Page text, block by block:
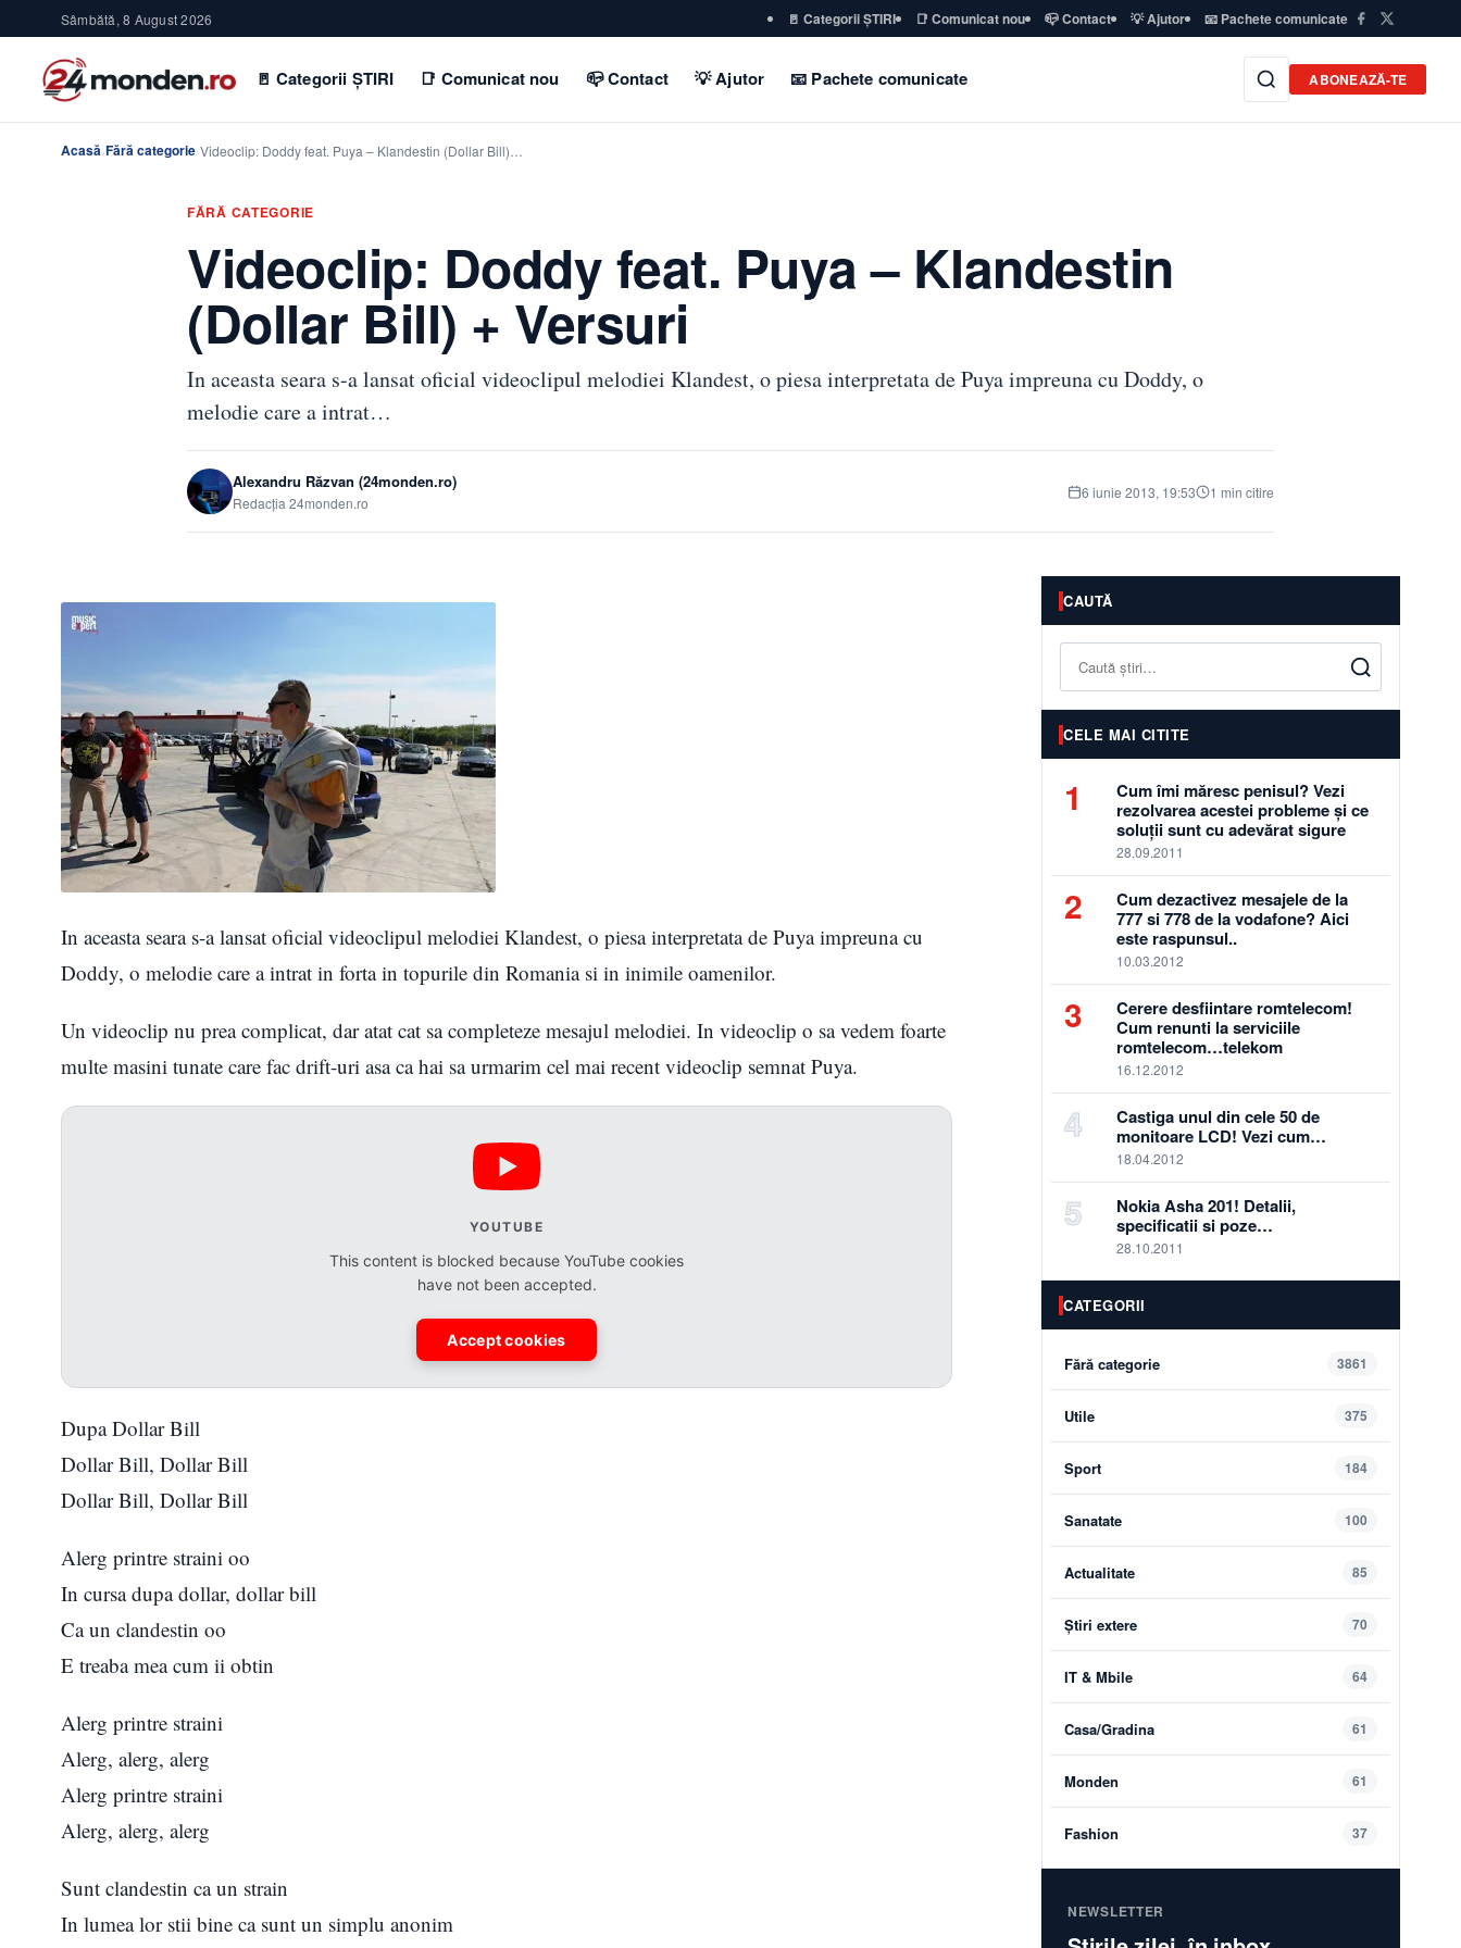
Sâmbătă, 8 August 2026 🚪 Categorii ȘTIRI 📑 Comunicat nou 📪 Contact 💡 Ajutor 📧 Pachete comunicate
🚪 Categorii ȘTIRI 📑 Comunicat nou 📪 Contact 💡 Ajutor 📧 Pachete comunicate ABONEAZĂ-TE
Acasă›Fără categorie›Videoclip: Doddy feat. Puya – Klandestin (Dollar Bill)…
FĂRĂ CATEGORIE
Videoclip: Doddy feat. Puya – Klandestin
(Dollar Bill) + Versuri
In aceasta seara s-a lansat oficial videoclipul melodiei Klandest, o piesa interpretata de Puya impreuna cu Doddy, o
melodie care a intrat…
Alexandru Răzvan (24monden.ro)
Redacția 24monden.ro
6 iunie 2013, 19:53 1 min citire
In aceasta seara s-a lansat oficial videoclipul melodiei Klandest, o piesa interpretata de Puya impreuna cu
Doddy, o melodie care a intrat in forta in topurile din Romania si in inimile oamenilor.
Un videoclip nu prea complicat, dar atat cat sa completeze mesajul melodiei. In videoclip o sa vedem foarte
multe masini tunate care fac drift-uri asa ca hai sa urmarim cel mai recent videoclip semnat Puya.
YOUTUBE
This content is blocked because YouTube cookies
have not been accepted.
Accept cookies
Dupa Dollar Bill
Dollar Bill, Dollar Bill
Dollar Bill, Dollar Bill
Alerg printre straini oo
In cursa dupa dollar, dollar bill
Ca un clandestin oo
E treaba mea cum ii obtin
Alerg printre straini
Alerg, alerg, alerg
Alerg printre straini
Alerg, alerg, alerg
Sunt clandestin ca un strain
In lumea lor stii bine ca sunt un simplu anonim
CAUTĂ
Caută
CELE MAI CITITE
1
Cum îmi măresc penisul? Vezi
rezolvarea acestei probleme și ce
soluții sunt cu adevărat sigure
28.09.2011
2
Cum dezactivez mesajele de la
777 si 778 de la vodafone? Aici
este raspunsul..
10.03.2012
3
Cerere desfiintare romtelecom!
Cum renunti la serviciile
romtelecom…telekom
16.12.2012
4
Castiga unul din cele 50 de
monitoare LCD! Vezi cum…
18.04.2012
5
Nokia Asha 201! Detalii,
specificatii si poze…
28.10.2011
CATEGORII
Fără categorie 3861
Utile 375
Sport 184
Sanatate 100
Actualitate 85
Știri extere 70
IT & Mbile 64
Casa/Gradina 61
Monden 61
Fashion 37
NEWSLETTER